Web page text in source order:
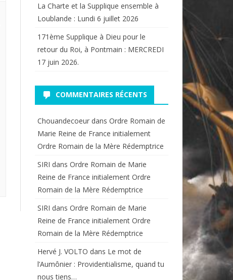
La Charte et la Supplique ensemble à
Loublande : Lundi 6 juillet 2026
171ème Supplique à Dieu pour le
retour du Roi, à Pontmain : MERCREDI
17 juin 2026.
COMMENTAIRES RÉCENTS
Chouandecoeurdans Ordre Romain de
Marie Reine de France initialement
Ordre Romain de la Mère Rédemptrice
SIRI dans Ordre Romain de Marie
Reine de France initialement Ordre
Romain de la Mère Rédemptrice
SIRI dans Ordre Romain de Marie
Reine de France initialement Ordre
Romain de la Mère Rédemptrice
Hervé J. VOLTO dans Le mot de
l’Aumônier : Providentialisme, quand tu
nous tiens…